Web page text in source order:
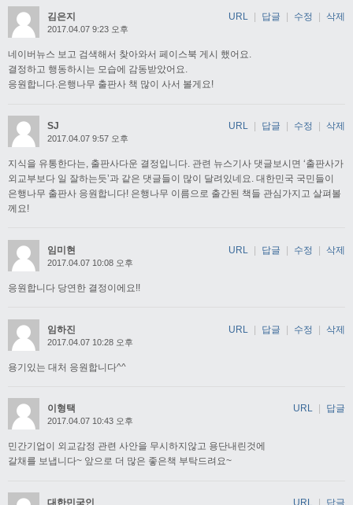
김은지
2017.04.07 9:23 오후
네이버뉴스 보고 검색해서 찾아와서 페이스북 게시 했어요.
결정하고 행동하시는 모습에 감동받았어요.
응원합니다.은행나무 출판사 책 많이 사서 볼게요!
URL 답글 수정 삭제
SJ
2017.04.07 9:57 오후
지식을 유통한다는, 출판사다운 결정입니다. 관련 뉴스기사 댓글보시면 ‘출판사가
외교부보다 일 잘하는듯’과 같은 댓글들이 많이 달려있네요. 대한민국 국민들이
은행나무 출판사 응원합니다! 은행나무 이름으로 출간된 책들 관심가지고 살펴볼
께요!
URL 답글 수정 삭제
임미현
2017.04.07 10:08 오후
응원합니다 당연한 결정이에요!!
URL | 답글 | 수정 | 삭제
임하진
2017.04.07 10:28 오후
용기있는 대처 응원합니다^^
URL | 답글 | 수정 | 삭제
이형택
2017.04.07 10:43 오후
민간기업이 외교감정 관련 사안을 무시하지않고 용단내린것에
갈채를 보냅니다~ 앞으로 더 많은 좋은책 부탁드려요~
URL 답글
대한민국인 URL 답글